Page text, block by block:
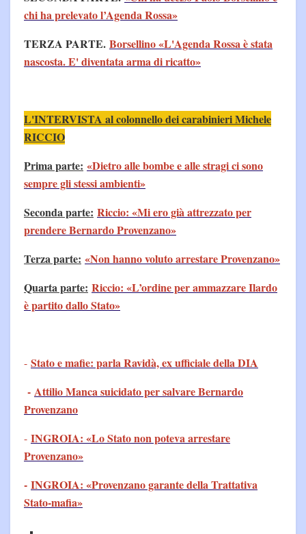
chi ha prelevato l’Agenda Rossa»
TERZA PARTE. Borsellino «L'Agenda Rossa è stata
nascosta. E' diventata arma di ricatto»
L'INTERVISTA al colonnello dei carabinieri Michele
RICCIO
Prima parte: «Dietro alle bombe e alle stragi ci sono
sempre gli stessi ambienti»
Seconda parte: Riccio: «Mi ero già attrezzato per
prendere Bernardo Provenzano»
Terza parte: «Non hanno voluto arrestare Provenzano»
Quarta parte: Riccio: «L’ordine per ammazzare Ilardo
è partito dallo Stato»
- Stato e mafie: parla Ravidà, ex ufficiale della DIA
- Attilio Manca suicidato per salvare Bernardo
Provenzano
- INGROIA: «Lo Stato non poteva arrestare
Provenzano»
- INGROIA: «Provenzano garante della Trattativa
Stato-mafia»